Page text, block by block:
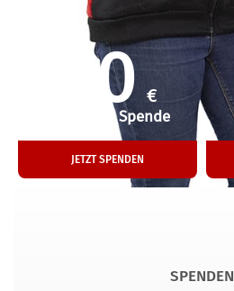
50 €
Einmalige Spende
JETZT SPENDEN
SPENDEN